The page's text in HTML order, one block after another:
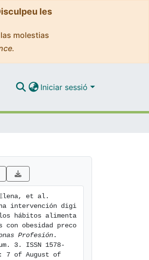
les
molestias
Iniciar sessió
Elena, et al.
intervención digi
hábitos alimenta
con obesidad preco
Profesión.
3. ISSN 1578-
7 of August of